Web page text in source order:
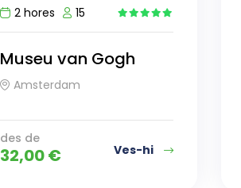
2 hores
15
13
Museu van Gogh
Amsterdam
des de
32,00€ Ves-hi